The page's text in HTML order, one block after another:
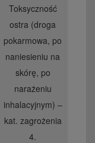
Toksyczność
ostra (droga
pokarmowa, po
naniesieniu na
skórę, po
narażeniu
inhalacyjnym) –
kat. zagrożenia
4.